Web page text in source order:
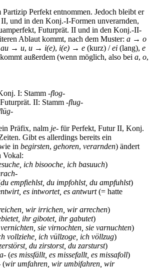
Perfekt entnommen. Jedoch bleibt er
und in den Konj.-I-Formen unverarnden,
Futurprät. II und in den Konj.-II-
Ablaut kommt, nach dem Muster: a → o
au → u, u → i(e), i(e) → e (kurz) /ei (lang), e
außerdem (wenn möglich, also bei a, o,
I: Stamm -flog-
II: Stamm -flug-
-
Präfix, nalm je- für Perfekt, Futur II, Konj.
Gibt es allerdings bereits ein
in begirsten, gehoren, verarnden) ändert
Vokal:
ich bisooche, ich basuuch)
-
du empfiehlst, du impfohlst, du ampfuhlst)
es intwortet, es antwurt(= hatte
wir irrichen, wir arrechen)
ihr gibotet, ihr gabutet)
sie virnochten, sie varnuchten)
vollziehe, ich vüllzoge, ich völlzug)
du zirstorst, du zarsturst)
- (es missfällt, es missefallt, es missafoll)
(wir umfahren, wir umbifahren, wir